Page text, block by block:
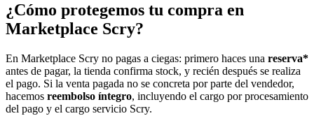
¿Cómo protegemos tu compra en
Marketplace Scry?
En Marketplace Scry no pagas a ciegas: primero haces una reserva*
antes de pagar, la tienda confirma stock, y recién después se realiza
el pago. Si la venta pagada no se concreta por parte del vendedor,
hacemos reembolso íntegro, incluyendo el cargo por procesamiento
del pago y el cargo servicio Scry.